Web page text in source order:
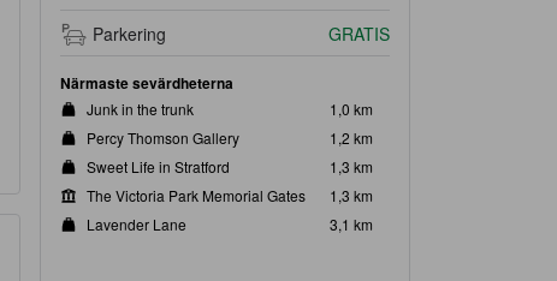
Parkering GRATIS
Närmaste sevärdheterna
Junk in the trunk
1,0 km
Percy Thomson Gallery
1,2 km
Sweet Life in Stratford
1,3 km
The Victoria Park Memorial Gates
1,3 km
Lavender Lane
3,1 km